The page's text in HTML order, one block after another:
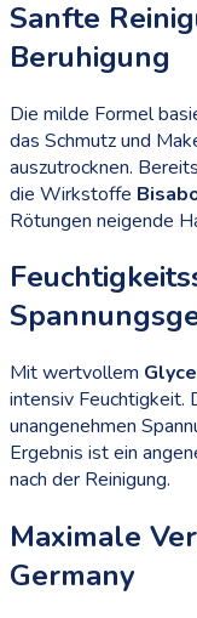
Sanfte
Beruhigung
Die milde Formel
das Schmutz und
auszutrocknen.
die Wirkstoffe
Rötungen neigende
Mit wertvollem
intensiv Feuchtigkeit.
unangenehmen
Ergebnis ist ein
nach der Reinigung.
Maximale
Germany